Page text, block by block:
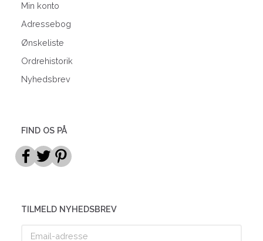
Min konto
Adressebog
Ønskeliste
Ordrehistorik
Nyhedsbrev
FIND OS PÅ
TILMELD NYHEDSBREV